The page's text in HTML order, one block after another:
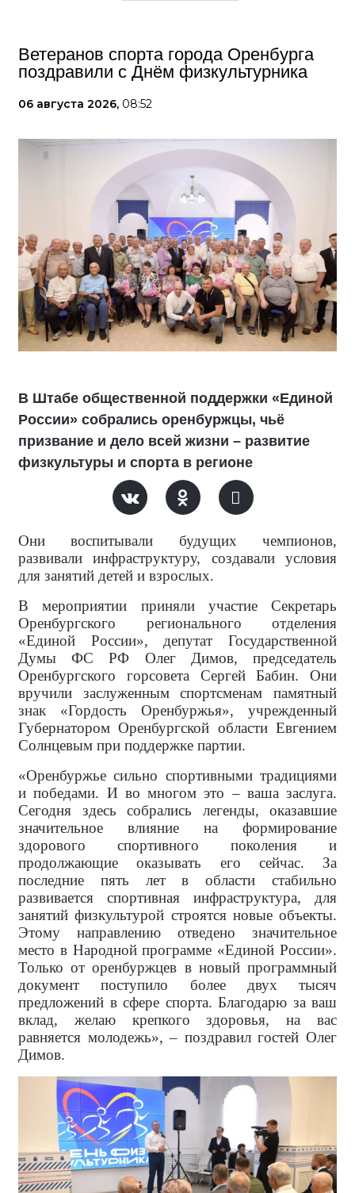
Ветеранов спорта города Оренбурга
поздравили с Днём физкультурника
06 августа 2026, 08:52
В Штабе общественной поддержки «Единой
России» собрались оренбуржцы, чьё
призвание и дело всей жизни – развитие
физкультуры и спорта в регионе
Они воспитывали будущих чемпионов,
развивали инфраструктуру, создавали условия
для занятий детей и взрослых.
В мероприятии приняли участие Секретарь
Оренбургского регионального отделения
«Единой России», депутат Государственной
Думы ФС РФ Олег Димов, председатель
Оренбургского горсовета Сергей Бабин. Они
вручили заслуженным спортсменам памятный
знак «Гордость Оренбуржья», учрежденный
Губернатором Оренбургской области Евгением
Солнцевым при поддержке партии.
«Оренбуржье сильно спортивными традициями
и победами. И во многом это – ваша заслуга.
Сегодня здесь собрались легенды, оказавшие
значительное влияние на формирование
здорового спортивного поколения и
продолжающие оказывать его сейчас. За
последние пять лет в области стабильно
развивается спортивная инфраструктура, для
занятий физкультурой строятся новые объекты.
Этому направлению отведено значительное
место в Народной программе «Единой России».
Только от оренбуржцев в новый программный
документ поступило более двух тысяч
предложений в сфере спорта. Благодарю за ваш
вклад, желаю крепкого здоровья, на вас
равняется молодежь», – поздравил гостей Олег
Димов.